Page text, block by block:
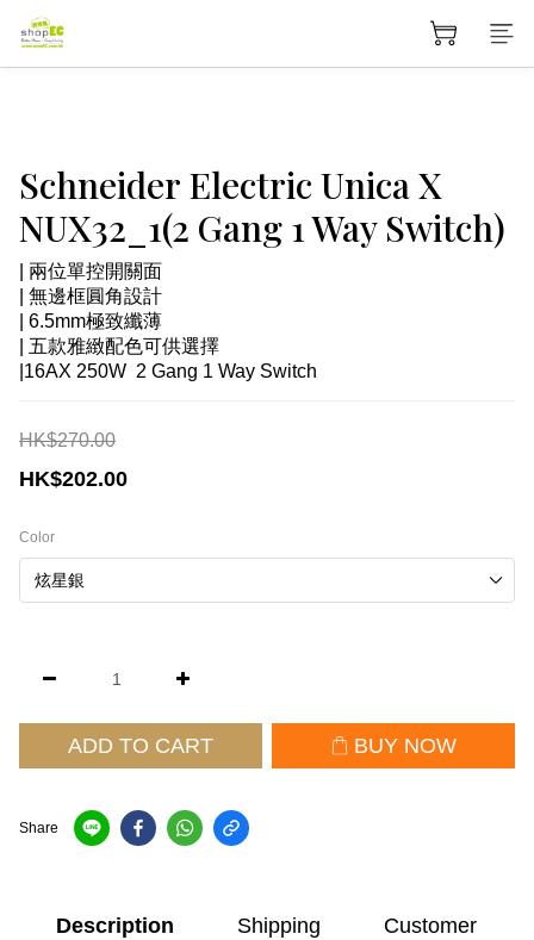
Schneider Electric Unica X
NUX32_1(2 Gang 1 Way Switch)
| 兩位單控開關面
| 無邊框圓角設計
| 6.5mm極致纖薄
| 五款雅緻配色可供選擇
|16AX 250W  2 Gang 1 Way Switch
HK$270.00
HK$202.00
Color
ADD TO CART BUY NOW
Share
Description
Shipping
Customer